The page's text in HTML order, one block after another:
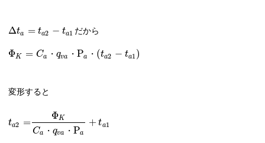
Δta = ta2 − ta1 だから
ΦK = Ca ・ qva ・ Pa ・ (ta2 − ta1 )
変形すると
ta2 =
ΦK
Ca ・ qva ・ Pa
+ ta1